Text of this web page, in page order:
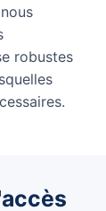
robustes